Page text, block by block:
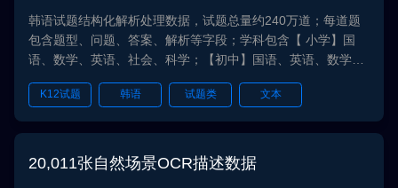
韩语试题结构化解析处理数据，试题总量约240万道；每道题
包含题型、问题、答案、解析等字段；学科包含【 小学】国
语、数学、英语、社会、科学；【初中】国语、英语、数学、
科学、社会；【高中】国语、英语、数学、物理、化学、生
物、历史、地理；题型包含选择题、填空题、判断题、问答题
等；该数据可用于大模型学科知识增强任务
K12试题 韩语 试题类 文本
LLM 大语言模型 大模型 大学试题
20,011张自然场景OCR描述数据